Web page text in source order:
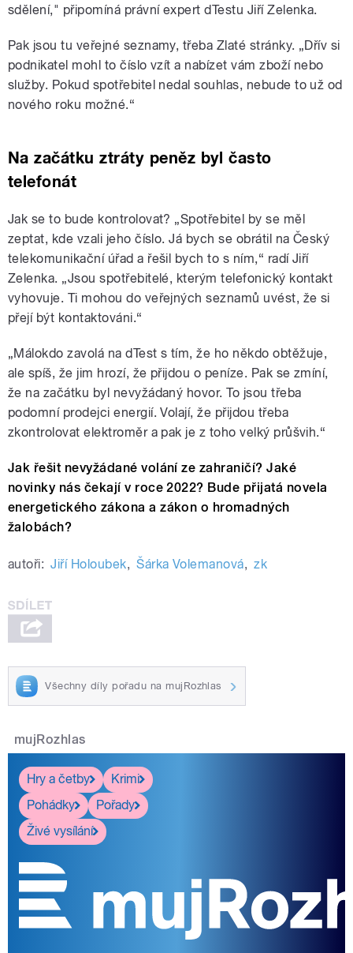
sdělení," připomíná právní expert dTestu Jiří Zelenka.
Pak jsou tu veřejné seznamy, třeba Zlaté stránky. „Dřív si
podnikatel mohl to číslo vzít a nabízet vám zboží nebo
služby. Pokud spotřebitel nedal souhlas, nebude to už od
nového roku možné.“
Na začátku ztráty peněz byl často
telefonát
Jak se to bude kontrolovat? „Spotřebitel by se měl
zeptat, kde vzali jeho číslo. Já bych se obrátil na Český
telekomunikační úřad a řešil bych to s ním,“ radí Jiří
Zelenka. „Jsou spotřebitelé, kterým telefonický kontakt
vyhovuje. Ti mohou do veřejných seznamů uvést, že si
přejí být kontaktováni.“
„Málokdo zavolá na dTest s tím, že ho někdo obtěžuje,
ale spíš, že jim hrozí, že přijdou o peníze. Pak se zmíní,
že na začátku byl nevyžádaný hovor. To jsou třeba
podomní prodejci energií. Volají, že přijdou třeba
zkontrolovat elektroměr a pak je z toho velký průšvih.“
Jak řešit nevyžádané volání ze zahraničí? Jaké
novinky nás čekají v roce 2022? Bude přijatá novela
energetického zákona a zákon o hromadných
žalobách?
autoři: Jiří Holoubek, Šárka Volemanová, zk
Všechny díly pořadu na mujRozhlas
mujRozhlas
Hry a četby
Krimi
Pohádky
Pořady
Živé vysílání